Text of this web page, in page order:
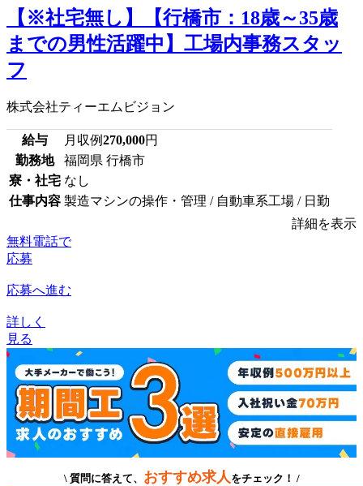
【※社宅無し】【行橋市：18歳～35歳
までの男性活躍中】工場内事務スタッ
フ
株式会社ティーエムビジョン
給与 月収例270,000円
勤務地
福岡県 行橋市
寮・社宅 なし
仕事内容 製造マシンの操作・管理 / 自動車系工場 / 日勤
詳細を表示
無料電話で
応募
応募へ進む
詳しく
見る
\ 質問に答えて、 おすすめ求人 をチェック！ /